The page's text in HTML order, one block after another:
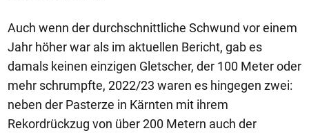
Auch wenn der durchschnittliche Schwund vor einem
Jahr höher war als im aktuellen Bericht, gab es
damals keinen einzigen Gletscher, der 100 Meter oder
mehr schrumpfte, 2022/23 waren es hingegen zwei:
neben der Pasterze in Kärnten mit ihrem
Rekordrückzug von über 200 Metern auch der